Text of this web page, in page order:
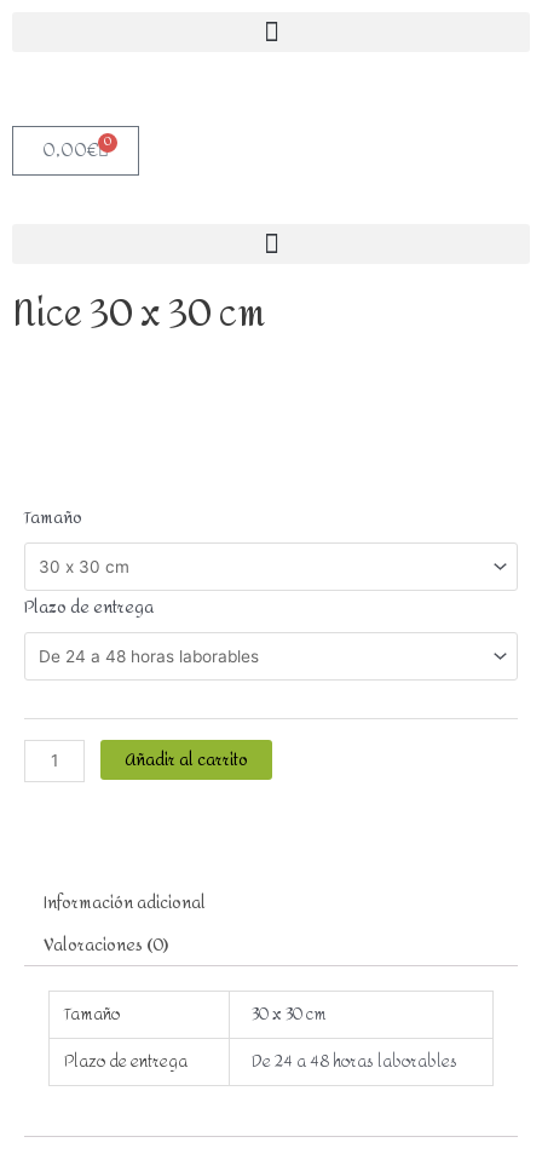
0,00€ 0
Nice 30 x 30 cm
Tamaño
Plazo de entrega
Añadir al carrito
Información adicional
Valoraciones (0)
Tamaño
30 x 30 cm
Plazo de entrega
De 24 a 48 horas laborables